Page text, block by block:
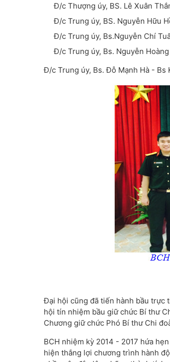
Đ/c Thượng úy, BS. Lê Xuân
Đ/c Trung úy, BS. Nguyễn Hữu
Đ/c Trung úy, Bs.Nguyễn Chí
Đ/c Trung úy, Bs. Nguyễn
Đ/c Trung úy, Bs. Đỗ Mạnh Hà - Bs
Đại hội cũng đã tiến hành bầu trực
hội tín nhiệm bầu giữ chức Bí thư
Chương giữ chức Phó Bí thư Chi
BCH nhiệm kỳ 2014 - 2017 hứa
hiện thắng lợi chương trình hành